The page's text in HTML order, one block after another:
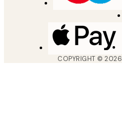
COPYRIGHT ©2026